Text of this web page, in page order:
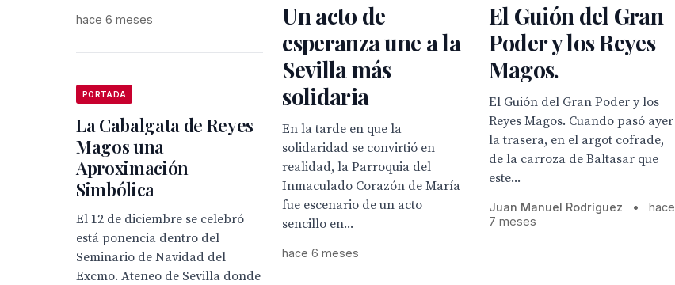
hace 6 meses
Un acto de
esperanza une a la
Sevilla más
solidaria
En la tarde en que la
solidaridad se convirtió en
realidad, la Parroquia del
Inmaculado Corazón de María
fue escenario de un acto
sencillo en...
hace 6 meses
El Guión del Gran
Poder y los Reyes
Magos.
El Guión del Gran Poder y los
Reyes Magos. Cuando pasó ayer
la trasera, en el argot cofrade,
de la carroza de Baltasar que
este...
Juan Manuel Rodríguez •
hace
7 meses
PORTADA
La Cabalgata de Reyes
Magos una
Aproximación
Simbólica
El 12 de diciembre se celebró
está ponencia dentro del
Seminario de Navidad del
Excmo. Ateneo de Sevilla donde